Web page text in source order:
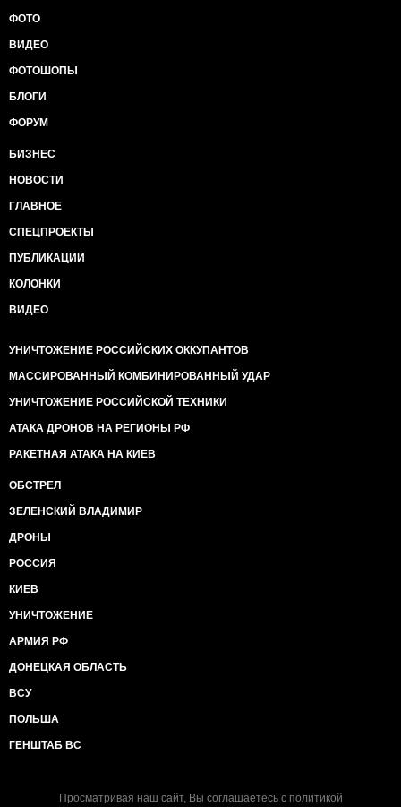
ФОТО
ВИДЕО
ФОТОШОПЫ
БЛОГИ
ФОРУМ
БИЗНЕС
НОВОСТИ
ГЛАВНОЕ
СПЕЦПРОЕКТЫ
ПУБЛИКАЦИИ
КОЛОНКИ
ВИДЕО
УНИЧТОЖЕНИЕ РОССИЙСКИХ ОККУПАНТОВ
МАССИРОВАННЫЙ КОМБИНИРОВАННЫЙ УДАР
УНИЧТОЖЕНИЕ РОССИЙСКОЙ ТЕХНИКИ
АТАКА ДРОНОВ НА РЕГИОНЫ РФ
РАКЕТНАЯ АТАКА НА КИЕВ
ОБСТРЕЛ
ЗЕЛЕНСКИЙ ВЛАДИМИР
ДРОНЫ
РОССИЯ
КИЕВ
УНИЧТОЖЕНИЕ
АРМИЯ РФ
ДОНЕЦКАЯ ОБЛАСТЬ
ВСУ
ПОЛЬША
ГЕНШТАБ ВС
Просматривая наш сайт, Вы соглашаетесь с политикой